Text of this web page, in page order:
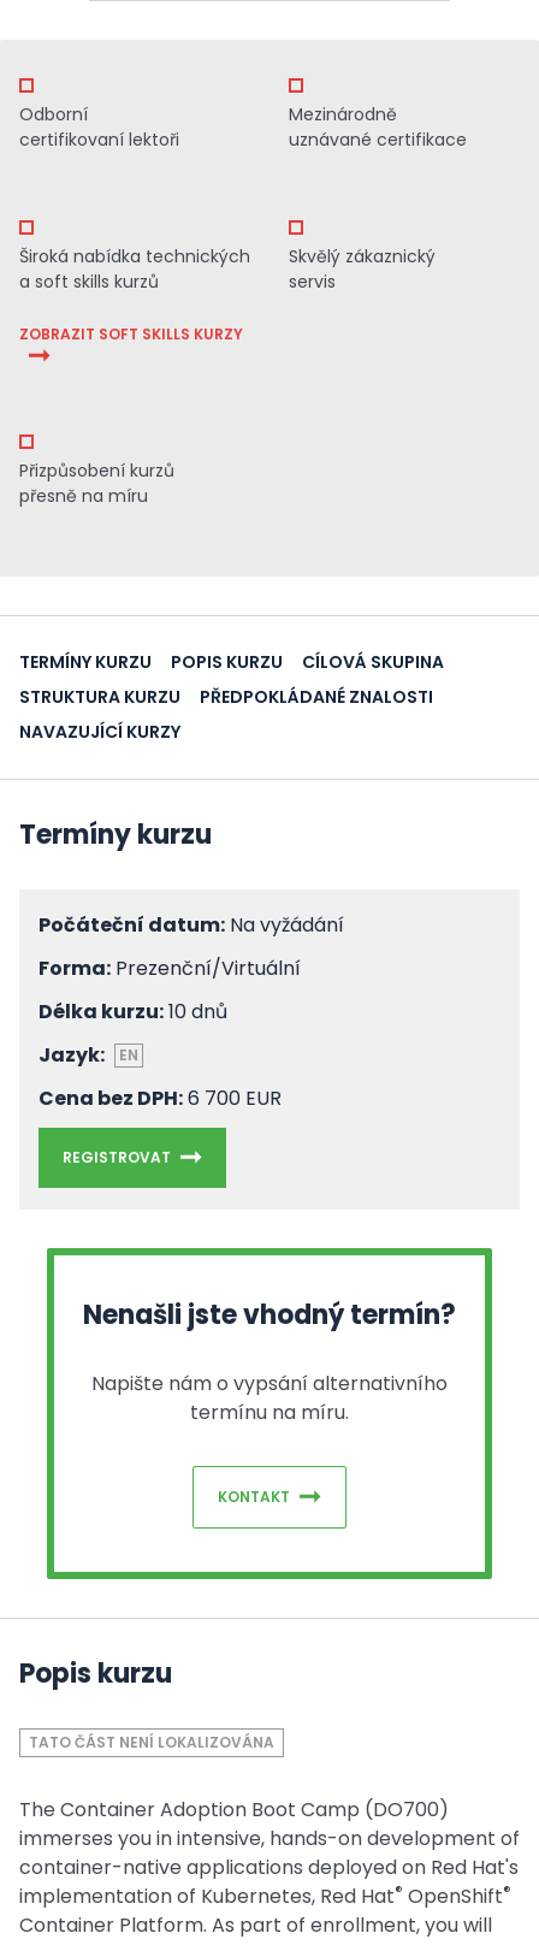
Odborní
certifikovaní lektoři
Mezinárodně
uznávané certifikace
Široká nabídka technických
a soft skills kurzů
ZOBRAZIT SOFT SKILLS KURZY
Skvělý zákaznický
servis
Přizpůsobení kurzů
přesně na míru
TERMÍNY KURZU POPIS KURZU
CÍLOVÁ SKUPINA
STRUKTURA KURZU
PŘEDPOKLÁDANÉ ZNALOSTI
NAVAZUJÍCÍ KURZY
Termíny kurzu
Počáteční datum: Na vyžádání
Forma: Prezenční/Virtuální
Délka kurzu:10 dnů
Jazyk:
EN
Cena bez DPH:6 700 EUR
REGISTROVAT
Nenašli jste vhodný termín?
Napište nám o vypsání alternativního
termínu na míru.
KONTAKT
Popis kurzu
TATO ČÁST NENÍ LOKALIZOVÁNA
The Container Adoption Boot Camp (DO700)
immerses you in intensive, hands-on development of
container-native applications deployed on Red Hat's
implementation of Kubernetes, Red Hat® OpenShift®
Container Platform. As part of enrollment, you will